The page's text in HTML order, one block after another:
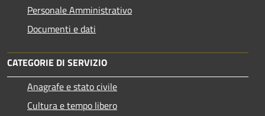
Personale Amministrativo
Documenti e dati
CATEGORIE DI SERVIZIO
Anagrafe e stato civile
Cultura e tempo libero